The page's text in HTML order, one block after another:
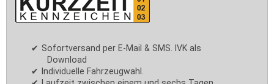
Sofortversand per E-Mail & SMS. IVK als
Download
Individuelle Fahrzeugwahl.